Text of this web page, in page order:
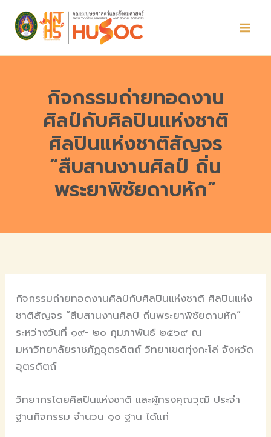
content
กิจกรรมถ่ายทอดงาน
ศิลป์กับศิลปินแห่งชาติ
ศิลปินแห่งชาติสัญจร
“สืบสานงานศิลป์ ถิ่น
พระยาพิชัยดาบหัก”
กิจกรรมถ่ายทอดงานศิลป์กับศิลปินแห่งชาติ ศิลปินแห่ง
ชาติสัญจร “สืบสานงานศิลป์ ถิ่นพระยาพิชัยดาบหัก”
ระหว่างวันที่ ๑๙- ๒๐ กุมภาพันธ์ ๒๕๖๙ ณ
มหาวิทยาลัยราชภัฏอุตรดิตถ์ วิทยาเขตทุ่งกะโล่ จังหวัด
อุตรดิตถ์
วิทยากรโดยศิลปินแห่งชาติ และผู้ทรงคุณวุฒิ ประจำ
ฐานกิจกรรม จำนวน ๑๐ ฐาน ได้แก่